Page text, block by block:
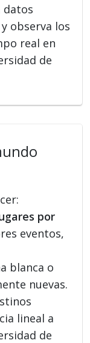
datos
observa los
real en
de
por
eventos,
blanca o
nuevas.
lineal a
de